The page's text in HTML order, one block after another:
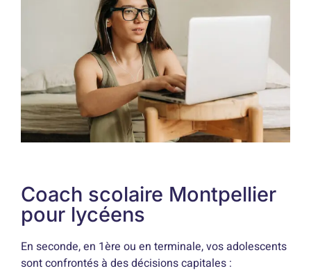
Coach scolaire Montpellier
pour lycéens
En seconde, en 1ère ou en terminale, vos adolescents
sont confrontés à des décisions capitales :